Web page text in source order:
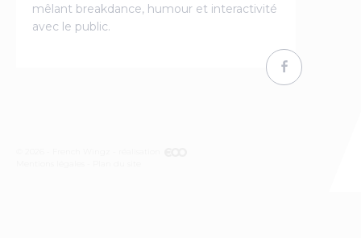
mêlant breakdance, humour et interactivité
avec le public.